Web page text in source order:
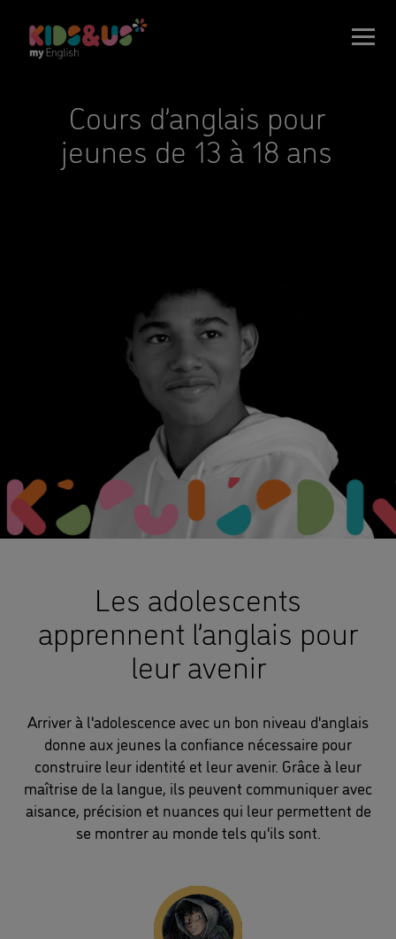
Cours d’anglais pour
jeunes de 13 à 18 ans
Les adolescents
apprennent l’anglais pour
leur avenir
Arriver à l'adolescence avec un bon niveau d'anglais
donne aux jeunes la confiance nécessaire pour
construire leur identité et leur avenir. Grâce à leur
maîtrise de la langue, ils peuvent communiquer avec
aisance, précision et nuances qui leur permettent de
se montrer au monde tels qu'ils sont.